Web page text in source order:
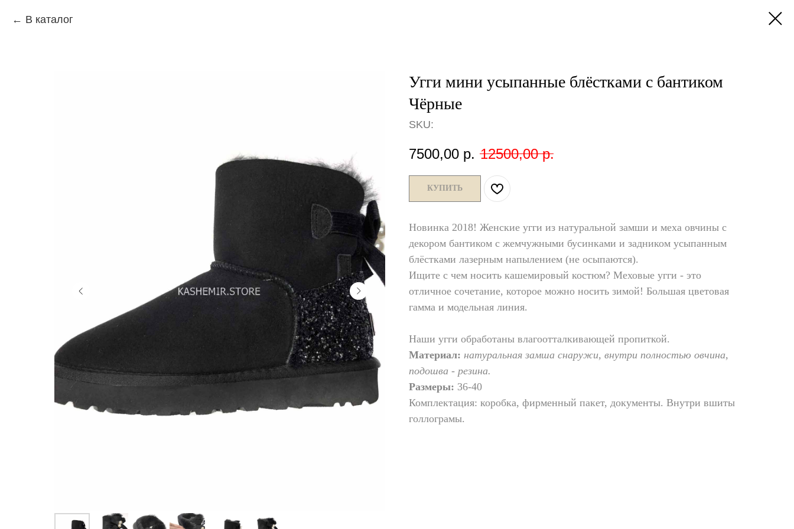
В каталог
Угги мини усыпанные блёстками с бантиком
Чёрные
SKU:
7500,00 р. 12500,00 р.
КУПИТЬ
Новинка 2018! Женские угги из натуральной замши и меха овчины с
декором бантиком с жемчужными бусинками и задником усыпанным
блёстками лазерным напылением (не осыпаются).
Ищите с чем носить кашемировый костюм? Меховые угги - это
отличное сочетание, которое можно носить зимой! Большая цветовая
гамма и модельная линия.
Наши угги обработаны влагоотталкивающей пропиткой.
Материал: натуральная замша снаружи, внутри полностью овчина,
подошва - резина.
Размеры: 36-40
Комплектация: коробка, фирменный пакет, документы. Внутри вшиты
голлограмы.